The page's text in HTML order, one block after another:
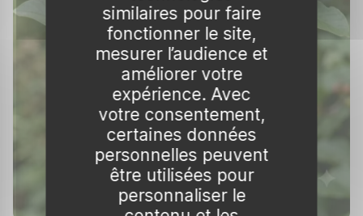
de certains rhamnus peuvent être employées
en médecine traditionnelle, mais attention,
toutes les parties de la plante ne sont pas
toujours comestibles.
Distinguer les espèces
Il est essentiel de distinguer les différentes
espèces de rhamnus pour bien profiter de
leurs avantages. Labourdaine (frangula alnus)
similaires pour faire
fonctionner le site,
mesurer l’audience et
améliorer votre
expérience. Avec
votre consentement,
certaines données
personnelles peuvent
être utilisées pour
personnaliser le